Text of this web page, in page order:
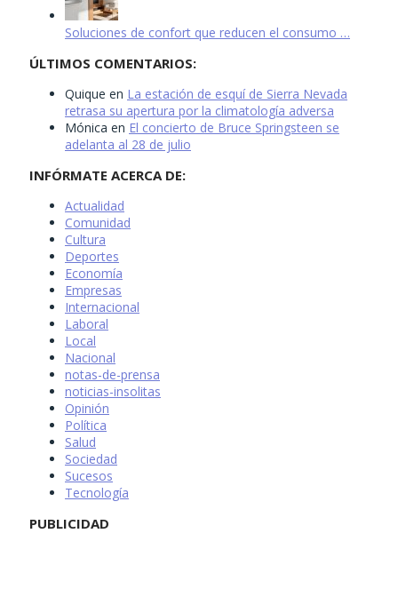
Soluciones de confort que reducen el consumo …
ÚLTIMOS COMENTARIOS:
Quique en La estación de esquí de Sierra Nevada
retrasa su apertura por la climatología adversa
Mónica en El concierto de Bruce Springsteen se
adelanta al 28 de julio
INFÓRMATE ACERCA DE:
Actualidad
Comunidad
Cultura
Deportes
Economía
Empresas
Internacional
Laboral
Local
Nacional
notas-de-prensa
noticias-insolitas
Opinión
Política
Salud
Sociedad
Sucesos
Tecnología
PUBLICIDAD